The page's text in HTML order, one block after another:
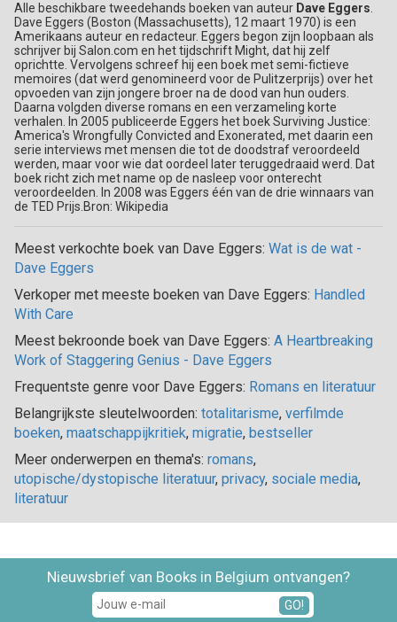
Alle beschikbare tweedehands boeken van auteur Dave Eggers
Dave Eggers (Boston (Massachusetts), 12 maart 1970) is een
Amerikaans auteur en redacteur. Eggers begon zijn loopbaan als
schrijver bij Salon.com en het tijdschrift Might, dat hij zelf
oprichtte. Vervolgens schreef hij een boek met semi-fictieve
memoires (dat werd genomineerd voor de Pulitzerprijs) over het
opvoeden van zijn jongere broer na de dood van hun ouders.
Daarna volgden diverse romans en een verzameling korte
verhalen. In 2005 publiceerde Eggers het boek Surviving Justice:
America's Wrongfully Convicted and Exonerated, met daarin een
serie interviews met mensen die tot de doodstraf veroordeeld
werden, maar voor wie dat oordeel later teruggedraaid werd. Dat
boek richt zich met name op de nasleep voor onterecht
veroordeelden. In 2008 was Eggers één van de drie winnaars van
de TED Prijs.Bron: Wikipedia
Meest verkochte boek van Dave Eggers: Wat is de wat -
Dave Eggers
Verkoper met meeste boeken van Dave Eggers: Handled
With Care
Meest bekroonde boek van Dave Eggers: A Heartbreaking
Work of Staggering Genius - Dave Eggers
Frequentste genre voor Dave Eggers: Romans en literatuur
Belangrijkste sleutelwoorden: totalitarisme, verfilmde
boeken, maatschappijkritiek, migratie, bestseller
Meer onderwerpen en thema's: romans,
utopische/dystopische literatuur, privacy, sociale media,
literatuur
Nieuwsbrief van Books in Belgium ontvangen?
GO!